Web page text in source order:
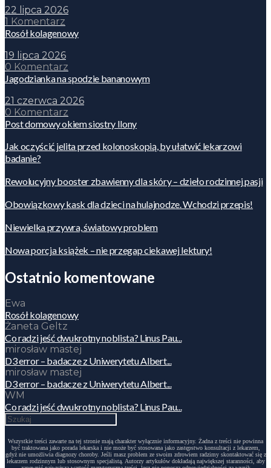
22 lipca 2026
1 Komentarz
Rosół kolagenowy
19 lipca 2026
0 Komentarz
Jagodzianka na spodzie bananowym
21 czerwca 2026
0 Komentarz
Post domowy okiem siostry Ilony
Jak oczyścić jelita przed kolonoskopią, by ułatwić lekarzowi
badanie?
Rewolucyjny booster zbawienny dla skóry – dzieło rodzinnej pasji
Obowiązkowy kask dla dzieci na hulajnodze. Wchodzi przepis!
Niewielka przywra, światowy problem
Nowa porcja książek – nie przegap ciekawej lektury!
Ostatnio komentowane
Ewa
Rosół kolagenowy
Żaneta Geltz
Co radzi jeść dwukrotny noblista? Linus Pau...
mirosław mastej
D3 error – badacze z Uniwerytetu Albert...
mirosław mastej
D3 error – badacze z Uniwerytetu Albert...
WM
Co radzi jeść dwukrotny noblista? Linus Pau...
Wszystkie treści zawarte na tej stronie mają charakter wyłącznie informacyjny. Żadna z treści nie powinna
być traktowana jako porada lekarska i nie może być stosowana jako zastępstwo konsultacji z lekarzem,
gdyż nie umożliwia diagnozy choroby. Jeśli masz problem ze swoim zdrowiem radzimy skontaktować się z
lekarzem rodzinnym lub stosownym specjalistą. Autorzy artykułów dokładają największej staranności, aby